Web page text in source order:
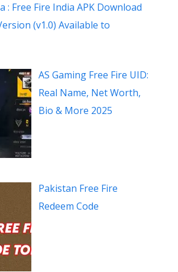
: Free Fire India APK Download
(v1.0) Available to
AS Gaming Free Fire UID:
Real Name, Net Worth,
Bio & More 2025
Pakistan Free Fire
Redeem Code